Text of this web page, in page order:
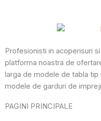
Profesionisti in acoperisuri
platforma noastra de
larga de modele de tabla
modele de garduri de
PAGINI PRINCIPALE